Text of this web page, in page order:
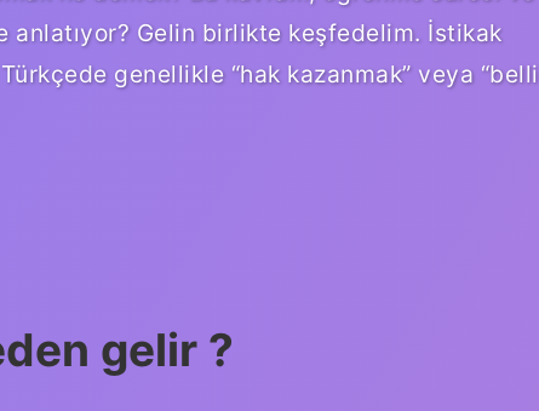
anlatıyor? Gelin birlikte keşfedelim. İstikak
genellikle “hak kazanmak” veya “belli
gelir ?